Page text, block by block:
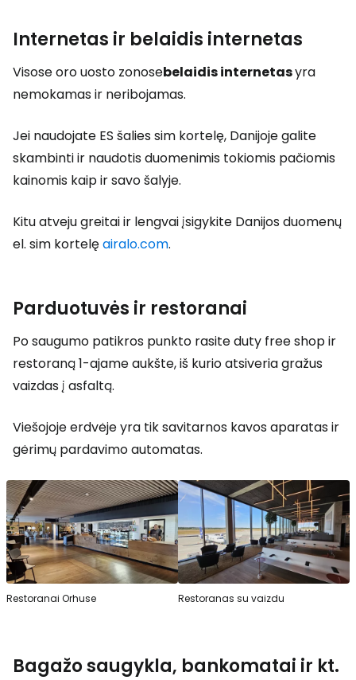
Internetas ir belaidis internetas
Visose oro uosto zonosebelaidis internetasyra
nemokamas ir neribojamas.
Jei naudojate ES šalies sim kortelę, Danijoje galite
skambinti ir naudotis duomenimis tokiomis pačiomis
kainomis kaip ir savo šalyje.
Kitu atveju greitai ir lengvai įsigykite Danijos duomenų
el. sim kortelęairalo.com.
Parduotuvės ir restoranai
Po saugumo patikros punkto rasiteduty free shopir
restoraną 1-ajame aukšte, iš kurio atsiveria gražus
vaizdas į asfaltą.
Viešojoje erdvėje yra tik savitarnos kavos aparatas ir
gėrimų pardavimo automatas.
Restoranai Orhuse Restoranas su vaizdu
Bagažo saugykla, bankomatai ir kt.